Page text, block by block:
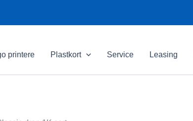
printere Plastkort Service Leasing